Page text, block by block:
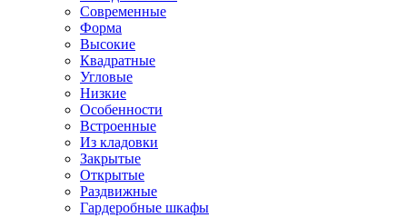
Современные
Форма
Высокие
Квадратные
Угловые
Низкие
Особенности
Встроенные
Из кладовки
Закрытые
Открытые
Раздвижные
Гардеробные шкафы